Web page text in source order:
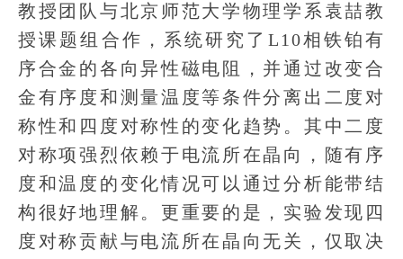
教授团队与北京师范大学物理学系袁喆教
授课题组合作，系统研究了L10相铁铂有
序合金的各向异性磁电阻，并通过改变合
金有序度和测量温度等条件分离出二度对
称性和四度对称性的变化趋势。其中二度
对称项强烈依赖于电流所在晶向，随有序
度和温度的变化情况可以通过分析能带结
构很好地理解。更重要的是，实验发现四
度对称贡献与电流所在晶向无关，仅取决